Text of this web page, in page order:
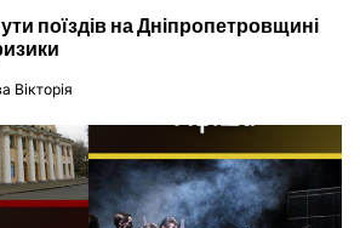
поїздів на Дніпропетровщині
Вікторія